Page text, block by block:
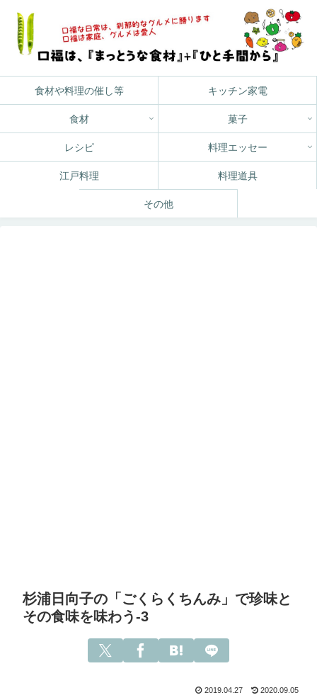
食材や料理の催し等 キッチン家電
食材 菓子
レシピ 料理エッセー
江戸料理 料理道具
その他
杉浦日向子の「ごくらくちんみ」で珍味と
その食味を味わう-3
2019.04.27 2020.09.05